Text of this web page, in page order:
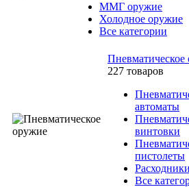
ММГ оружие
Холодное оружие
Все категории
Пневматическое
227 товаров
автоматы
винтовки
пистолеты
Расходники
Все